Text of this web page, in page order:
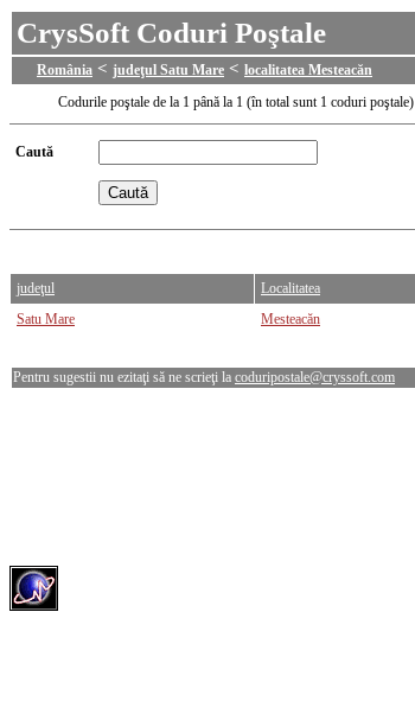
CrysSoft Coduri Poştale
România < judeţul Satu Mare < localitatea Mesteacăn
Codurile poştale de la 1 până la 1 (în total sunt 1 coduri poştale)
Caută
judeţul Localitatea
Satu Mare
Mesteacăn
Pentru sugestii nu ezitaţi să ne scrieţi la coduripostale@cryssoft.com